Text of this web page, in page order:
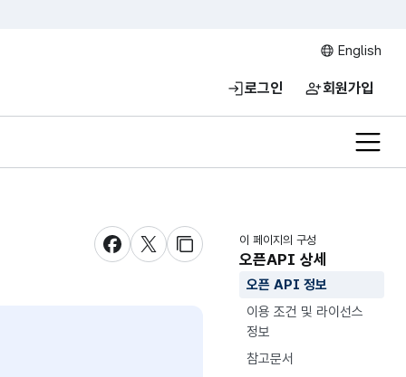
English
로그인 회원가입
전체
새창 열림새창 열림새창 열림
이 페이지의 구성
오픈API 상세
오픈 API 정보
이용 조건 및 라이선스
정보
참고문서